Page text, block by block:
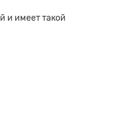
и имеет такой